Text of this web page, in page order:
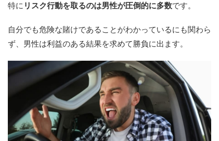
特に リスク行動を取るのは男性が圧倒的に多数です。
自分でも危険な賭けであることがわかっているにも関わら
ず、男性は利益のある結果を求めて勝負に出ます。